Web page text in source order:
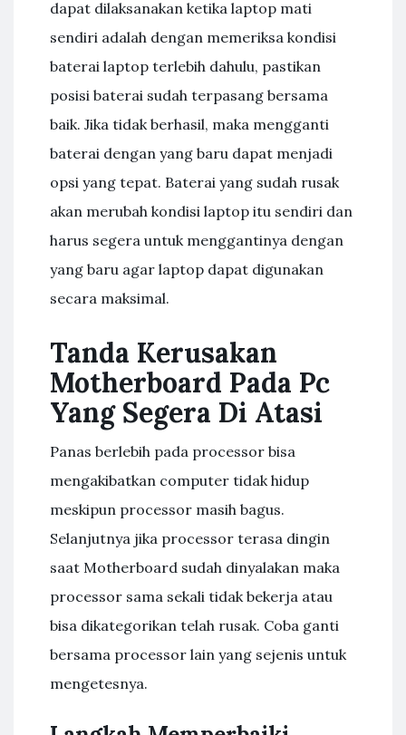
dapat dilaksanakan ketika laptop mati
sendiri adalah dengan memeriksa kondisi
baterai laptop terlebih dahulu, pastikan
posisi baterai sudah terpasang bersama
baik. Jika tidak berhasil, maka mengganti
baterai dengan yang baru dapat menjadi
opsi yang tepat. Baterai yang sudah rusak
akan merubah kondisi laptop itu sendiri dan
harus segera untuk menggantinya dengan
yang baru agar laptop dapat digunakan
secara maksimal.
Tanda Kerusakan
Motherboard Pada Pc
Yang Segera Di Atasi
Panas berlebih pada processor bisa
mengakibatkan computer tidak hidup
meskipun processor masih bagus.
Selanjutnya jika processor terasa dingin
saat Motherboard sudah dinyalakan maka
processor sama sekali tidak bekerja atau
bisa dikategorikan telah rusak. Coba ganti
bersama processor lain yang sejenis untuk
mengetesnya.